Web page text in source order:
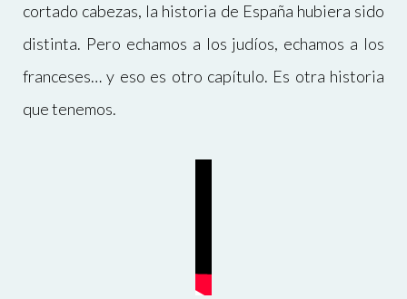
cortado cabezas, la historia de España hubiera sido
distinta. Pero echamos a los judíos, echamos a los
franceses… y eso es otro capítulo. Es otra historia
que tenemos.